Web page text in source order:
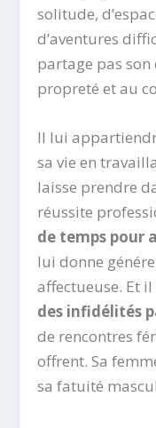
solitude,
d’aventures
partage pas son
propreté et au
Il lui
sa vie en
laisse prendre
réussite
de temps pour
lui donne
affectueuse. Et
des infidélités
de rencontres
offrent. Sa
sa fatuité